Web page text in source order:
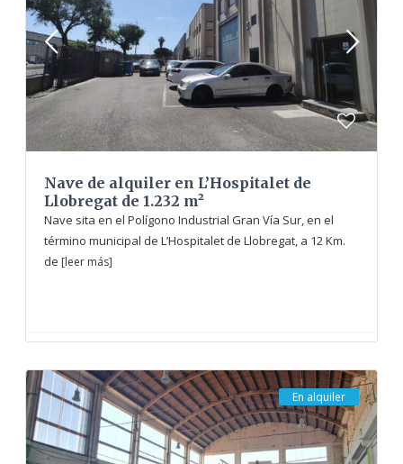
Nave de alquiler en L’Hospitalet de
Llobregat de 1.232 m²
Nave sita en el Polígono Industrial Gran Vía Sur, en el
término municipal de L’Hospitalet de Llobregat, a 12 Km.
de [leer más]
En alquiler